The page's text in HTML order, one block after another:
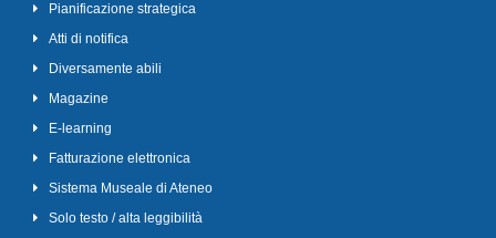
Pianificazione strategica
Atti di notifica
Diversamente abili
Magazine
E-learning
Fatturazione elettronica
Sistema Museale di Ateneo
Solo testo / alta leggibilità